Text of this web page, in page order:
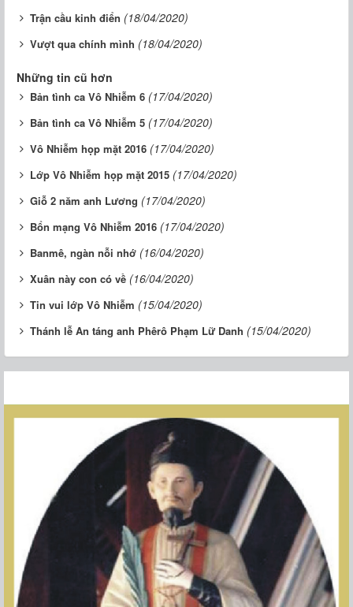
Trận cầu kinh điển (18/04/2020)
Vượt qua chính mình (18/04/2020)
Những tin cũ hơn
Bản tình ca Vô Nhiễm 6 (17/04/2020)
Bản tình ca Vô Nhiễm 5 (17/04/2020)
Vô Nhiễm họp mặt 2016 (17/04/2020)
Lớp Vô Nhiễm họp mặt 2015 (17/04/2020)
Giỗ 2 năm anh Lương (17/04/2020)
Bổn mạng Vô Nhiễm 2016 (17/04/2020)
Banmê, ngàn nỗi nhớ (16/04/2020)
Xuân này con có về (16/04/2020)
Tin vui lớp Vô Nhiễm (15/04/2020)
Thánh lễ An táng anh Phêrô Phạm Lữ Danh (15/04/2020)